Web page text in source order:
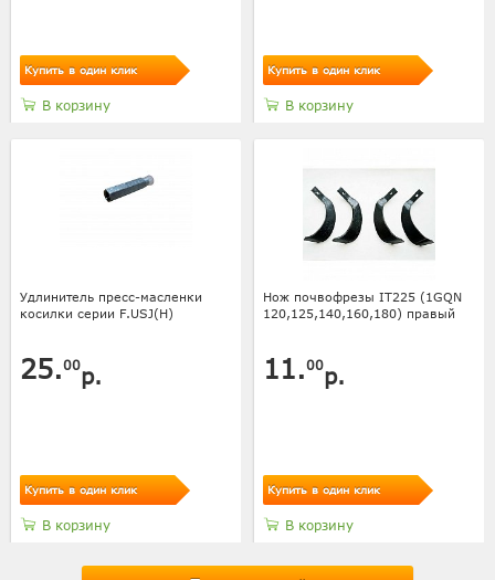
Купить в один клик
В корзину
Купить в один клик
В корзину
Удлинитель пресс-масленки
косилки серии F.USJ(H)
25.00р.
Купить в один клик
В корзину
Нож почвофрезы IT225 (1GQN
120,125,140,160,180) правый
11.00р.
Купить в один клик
В корзину